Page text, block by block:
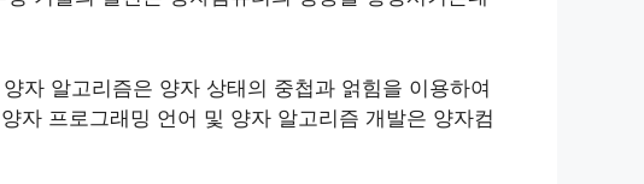
자 알고리즘은 양자 상태의 중첩과 얽힘을 이용하여
자 프로그래밍 언어 및 양자 알고리즘 개발은 양자컴